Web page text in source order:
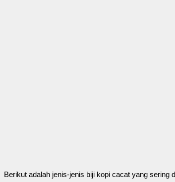
Berikut adalah jenis-jenis biji kopi cacat yang sering